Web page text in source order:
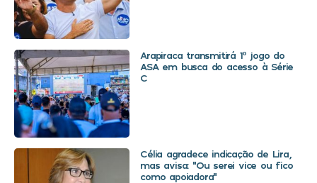
Arapiraca transmitirá 1º jogo do
ASA em busca do acesso à Série
C
Célia agradece indicação de Lira,
mas avisa: “Ou serei vice ou fico
como apoiadora”